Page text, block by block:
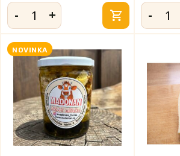
-
množstvo
syr
ml
+ -
množstvo
čili
380
ml
NOVINKA